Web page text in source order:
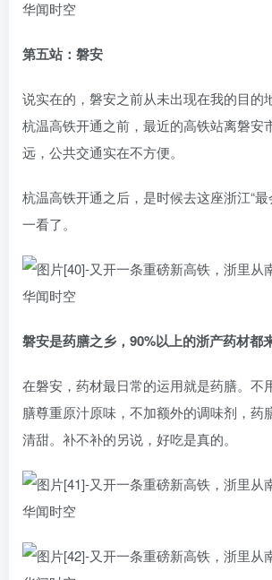
第五站：磐安
说实在的，磐安之前从未出现在我的目的
杭温高铁开通之前，最近的高铁站离磐安
远，公共交通实在不方便。
杭温高铁开通之后，是时候去这座浙江“
一看了。
磐安是药膳之乡，90%以上的浙产药材都
在磐安，药材最日常的运用就是药膳。不
膳尊重原汁原味，不加额外的调味剂，药
清甜。补不补的另说，好吃是真的。